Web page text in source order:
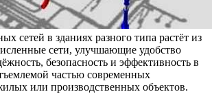
сетей в зданиях разного типа растёт из
сети, улучшающие удобство
безопасность и эффективность в
частью современных
или производственных объектов.